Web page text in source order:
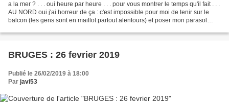
a la mer ? . . . oui heure par heure . . . pour vous montrer le temps qu'il fait . . .
AU NORD oui j'ai horreur de ça : c'est impossible pour moi de tenir sur le
balcon (les gens sont en maillot partout alentours) et poser mon parasol
BRUGES : 26 fevrier 2019
Publié le 26/02/2019 à 18:00
Par javi53